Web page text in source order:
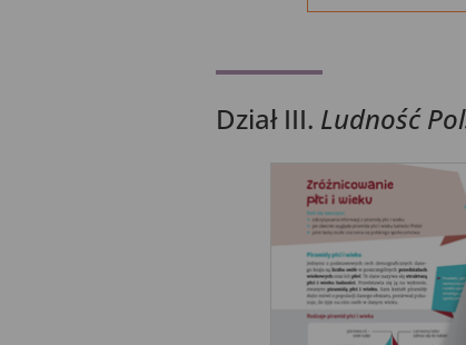
Dział III. Ludność